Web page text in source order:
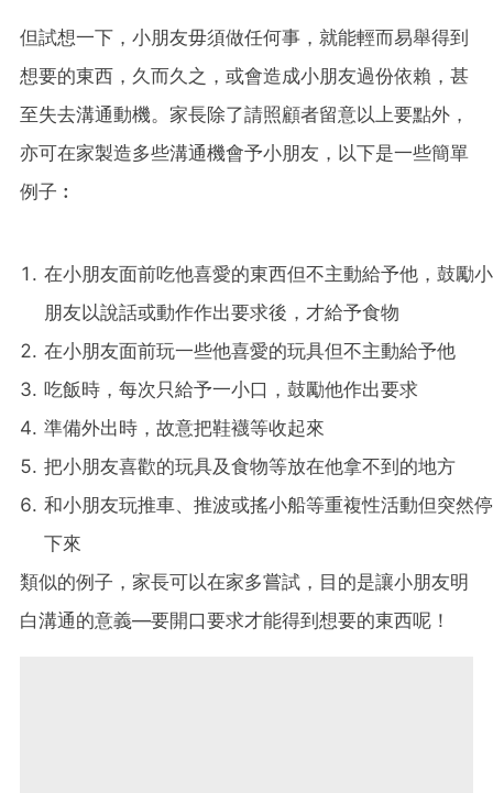
但試想一下，小朋友毋須做任何事，就能輕而易舉得到
想要的東西，久而久之，或會造成小朋友過份依賴，甚
至失去溝通動機。家長除了請照顧者留意以上要點外，
亦可在家製造多些溝通機會予小朋友，以下是一些簡單
例子︰
在小朋友面前吃他喜愛的東西但不主動給予他，鼓勵小
朋友以說話或動作作出要求後，才給予食物
在小朋友面前玩一些他喜愛的玩具但不主動給予他
吃飯時，每次只給予一小口，鼓勵他作出要求
準備外出時，故意把鞋襪等收起來
把小朋友喜歡的玩具及食物等放在他拿不到的地方
和小朋友玩推車、推波或搖小船等重複性活動但突然停
下來
類似的例子，家長可以在家多嘗試，目的是讓小朋友明
白溝通的意義—要開口要求才能得到想要的東西呢！